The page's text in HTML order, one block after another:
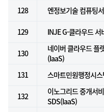
128 엔정보기술 컴퓨팅
129 INJE G-클라우드 서
130
네이버 클라우드 플
(IaaS)
131
스마트민원행정시
132
이노그리드 중개서
SDS(IaaS)